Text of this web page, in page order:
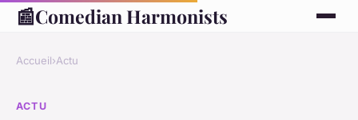
📰Comedian Harmonists
Accueil›Actu
ACTU